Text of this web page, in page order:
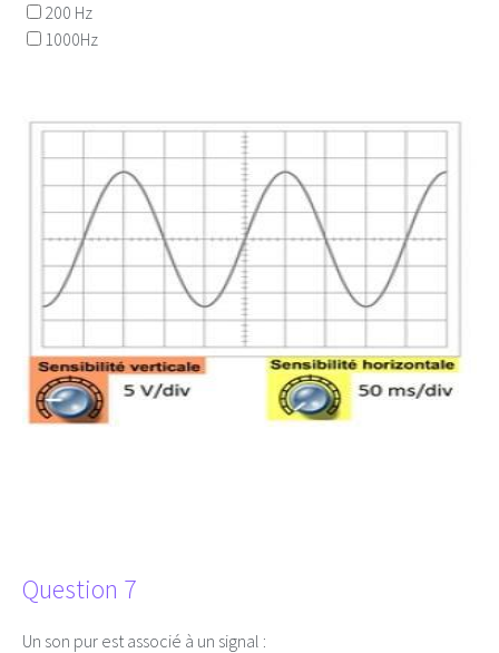
200 Hz
1000Hz
Question 7
Un son pur est associé à un signal :